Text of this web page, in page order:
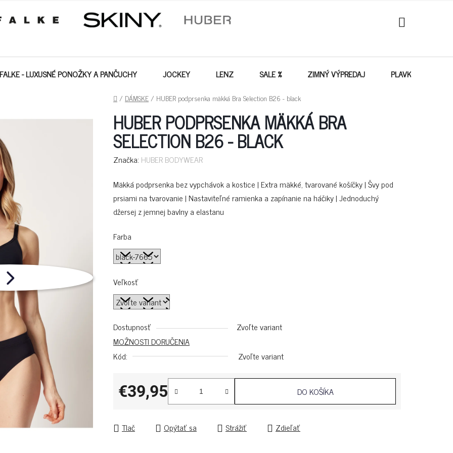
NÁKUPNÝ
KOŠÍK
FALKE - LUXUSNÉ PONOŽKY A PANČUCHY JOCKEY LENZ SALE % ZIMNÝ VÝPREDAJ PLAVKY -
DOMOV
/ DÁMSKE/ HUBER podprsenka mäkká Bra Selection B26 - black
HUBER PODPRSENKA MÄKKÁ BRA
SELECTION B26 - BLACK
Značka: HUBER BODYWEAR
Mäkká podprsenka bez vypchávok a kostice | Extra mäkké, tvarované košíčky | Švy pod
prsiami na tvarovanie | Nastaviteľné ramienka a zapínanie na háčiky | Jednoduchý
džersej z jemnej bavlny a elastanu
Farba
Veľkosť
Dostupnosť
Zvoľte variant
MOŽNOSTI DORUČENIA
Kód:
Zvoľte variant
€39,95
Jednotková cena:
DO KOŠÍKA
Tlač Opýtať sa Strážiť Zdieľať